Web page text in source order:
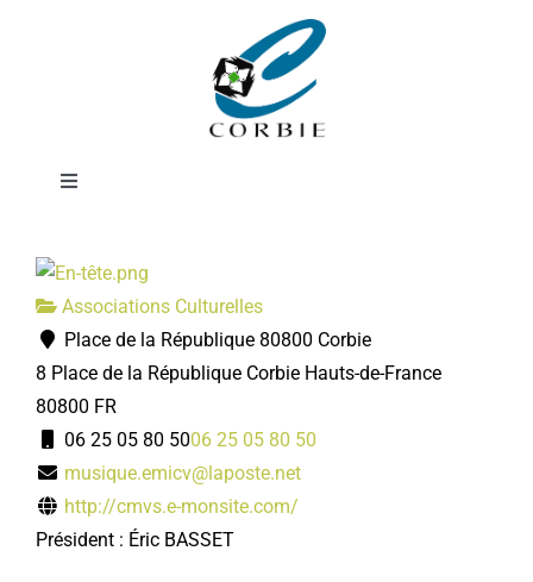
Toggle
SERVICES MUNICIPAUX
PRATIQUE
École de musique
du Val de Somme
Associations Culturelles
Place de la République 80800 Corbie
8 Place de la République Corbie Hauts-de-France
80800 FR
06 25 05 80 5006 25 05 80 50
musique.emicv@laposte.net
http://cmvs.e-monsite.com/
Président : Éric BASSET